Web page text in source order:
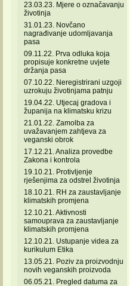
23.03.23. Mjere o označavanju
životinja
31.01.23. Novčano
nagrađivanje udomljavanja
pasa
09.11.22. Prva odluka koja
propisuje konkretne uvjete
držanja pasa
07.10.22. Neregistrirani uzgoji
uzrokuju životinjama patnju
19.04.22. Utjecaj gradova i
županija na klimatsku krizu
21.01.22. Zamolba za
uvažavanjem zahtjeva za
veganski obrok
17.12.21. Analiza provedbe
Zakona i kontrola
19.10.21. Protivljenje
rješenjima za odstrel životinja
18.10.21. RH za zaustavljanje
klimatskih promjena
12.10.21. Aktivnosti
samouprava za zaustavljanje
klimatskih promjena
12.10.21. Ustupanje videa za
kurikulum Etika
13.05.21. Poziv za proizvodnju
novih veganskih proizvoda
06.05.21. Pregled datuma za